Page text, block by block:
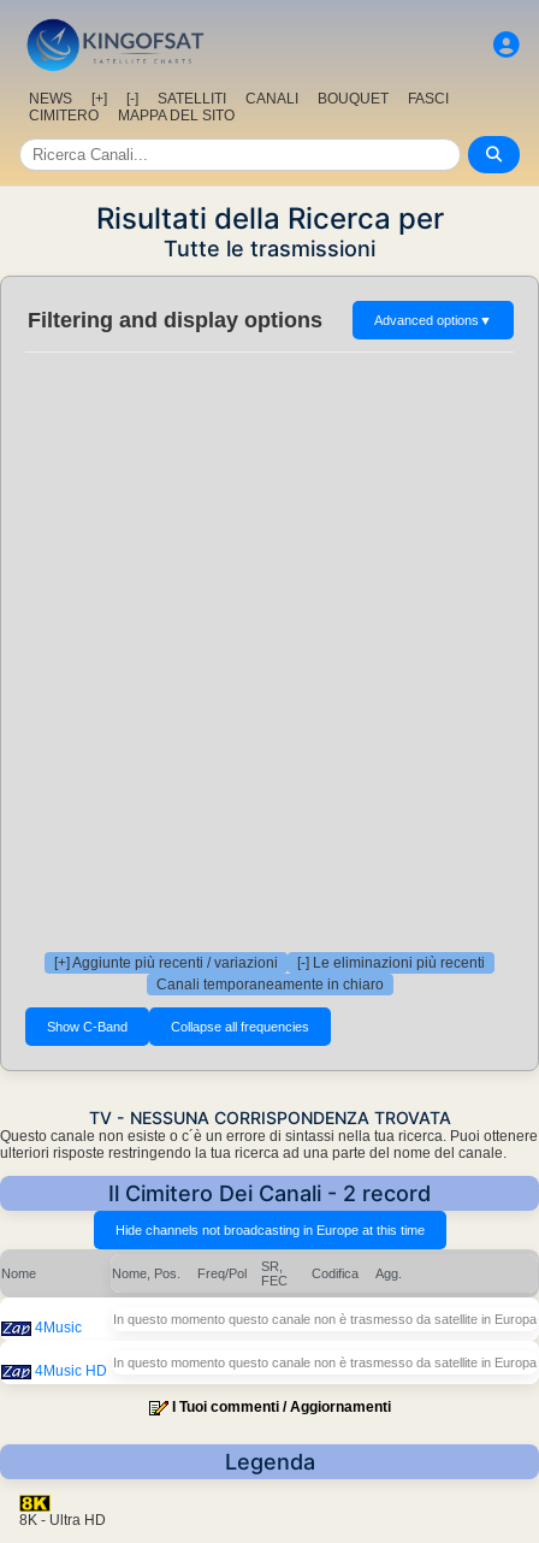
NEWS [+] [-] SATELLITI CANALI BOUQUET
FASCI
CIMITERO
MAPPA DEL SITO
Risultati della Ricerca per
Tutte le trasmissioni
Filtering and display options Advanced options ▼
[+] Aggiunte più recenti / variazioni
[-] Le eliminazioni più recenti
Canali temporaneamente in chiaro
TV - NESSUNA CORRISPONDENZA TROVATA
Questo canale non esiste o c´è un errore di sintassi nella tua ricerca. Puoi ottenere
ulteriori risposte restringendo la tua ricerca ad una parte del nome del canale.
Il Cimitero Dei Canali - 2 record
Nome Nome, Pos. Freq/Pol
SR,
FEC
Codifica Agg.
4Music In questo momento questo canale non è trasmesso da satellite in Europa
4Music HD In questo momento questo canale non è trasmesso da satellite in Europa
I Tuoi commenti / Aggiornamenti
Legenda
8K - Ultra HD